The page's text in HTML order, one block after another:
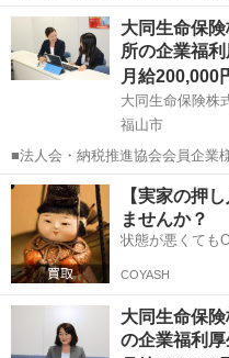
きなどをお任せします。 家庭訪
と出向き、当社のお薦めするプ
問や知人・友人への保険勧誘は一
広島 福山市 代理店営業
大同生命保
所の企業福
月給200,000
大同生命保険
福山市
■法人会・納税推進協会会員企業
きなどをお任せします。 家庭訪
と出向き、当社のお薦めするプ
問や知人・友人への保険勧誘は一
広島 福山市 代理店営業
【実家の押
ませんか？
状態が悪くても
COYASH
大同生命保
の企業福利